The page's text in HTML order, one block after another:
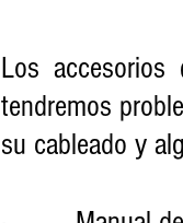
Los
tendremos
su cableado y